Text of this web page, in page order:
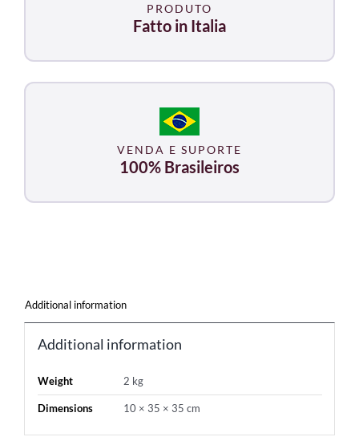
PRODUTO
Fatto in Italia
VENDA E SUPORTE
100% Brasileiros
Additional information
Additional information
Weight 2 kg
Dimensions 10 × 35 × 35 cm